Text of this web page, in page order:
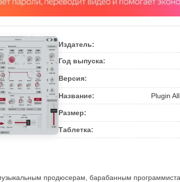
Издатель:
Год выпуска:
Версия:
Название: Plugin
Размер:
Таблетка:
продюсерам, барабанным